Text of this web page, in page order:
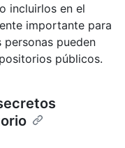
incluirlos en el
importante para
pueden
públicos.